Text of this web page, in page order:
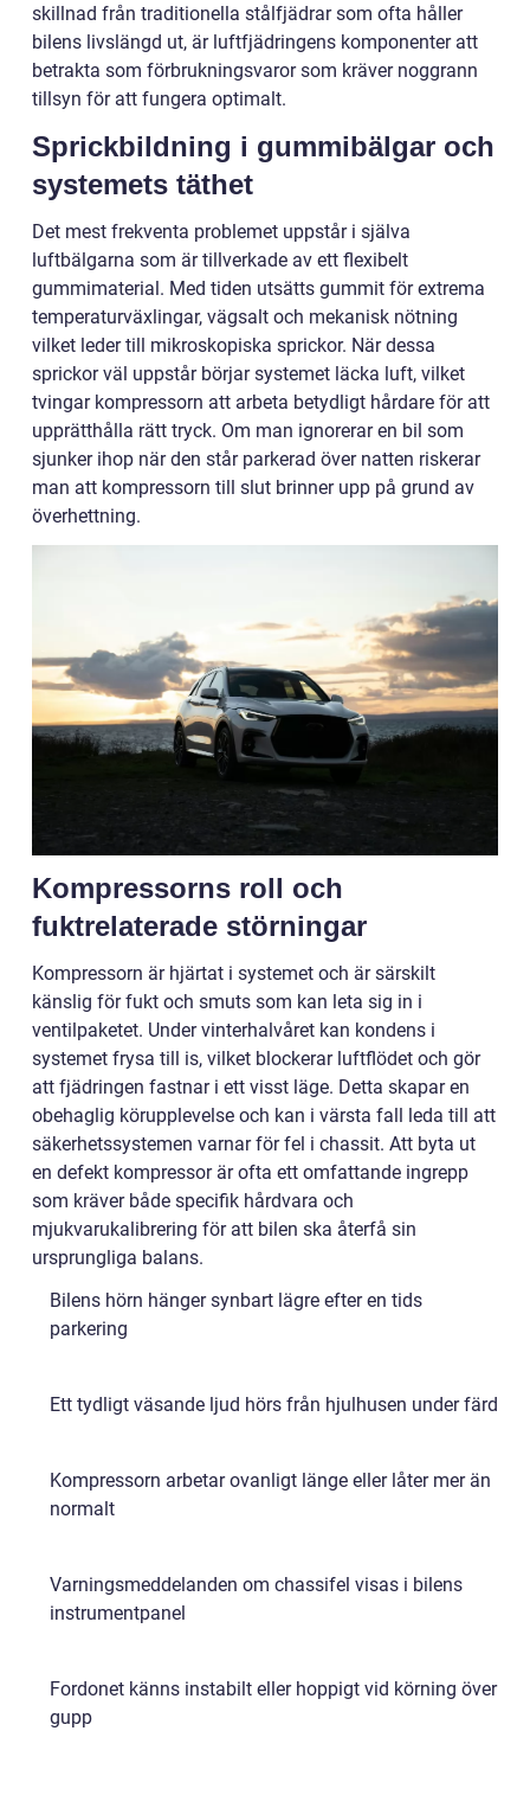
skillnad från traditionella stålfjädrar som ofta håller
bilens livslängd ut, är luftfjädringens komponenter att
betrakta som förbrukningsvaror som kräver noggrann
tillsyn för att fungera optimalt.
Sprickbildning i gummibälgar och
systemets täthet
Det mest frekventa problemet uppstår i själva
luftbälgarna som är tillverkade av ett flexibelt
gummimaterial. Med tiden utsätts gummit för extrema
temperaturväxlingar, vägsalt och mekanisk nötning
vilket leder till mikroskopiska sprickor. När dessa
sprickor väl uppstår börjar systemet läcka luft, vilket
tvingar kompressorn att arbeta betydligt hårdare för att
upprätthålla rätt tryck. Om man ignorerar en bil som
sjunker ihop när den står parkerad över natten riskerar
man att kompressorn till slut brinner upp på grund av
överhettning.
Kompressorns roll och
fuktrelaterade störningar
Kompressorn är hjärtat i systemet och är särskilt
känslig för fukt och smuts som kan leta sig in i
ventilpaketet. Under vinterhalvåret kan kondens i
systemet frysa till is, vilket blockerar luftflödet och gör
att fjädringen fastnar i ett visst läge. Detta skapar en
obehaglig körupplevelse och kan i värsta fall leda till att
säkerhetssystemen varnar för fel i chassit. Att byta ut
en defekt kompressor är ofta ett omfattande ingrepp
som kräver både specifik hårdvara och
mjukvarukalibrering för att bilen ska återfå sin
ursprungliga balans.
Bilens hörn hänger synbart lägre efter en tids
parkering
Ett tydligt väsande ljud hörs från hjulhusen under färd
Kompressorn arbetar ovanligt länge eller låter mer än
normalt
Varningsmeddelanden om chassifel visas i bilens
instrumentpanel
Fordonet känns instabilt eller hoppigt vid körning över
gupp